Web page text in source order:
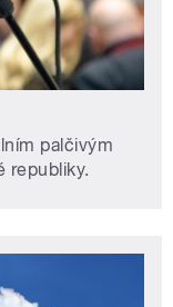
palčivým
republiky.